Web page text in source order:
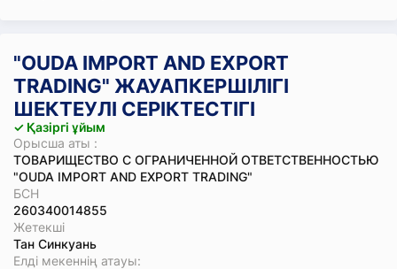
"OUDA IMPORT AND EXPORT
ТRADING" ЖАУАПКЕРШІЛІГІ
ШЕКТЕУЛІ СЕРІКТЕСТІГІ
✓ Қазіргі ұйым
Орысша аты :
ТОВАРИЩЕСТВО С ОГРАНИЧЕННОЙ ОТВЕТСТВЕННОСТЬЮ
"OUDA IMPORT AND EXPORT ТRADING"
БСН
260340014855
Жетекші
Тан Синкуань
Елді мекеннің атауы: